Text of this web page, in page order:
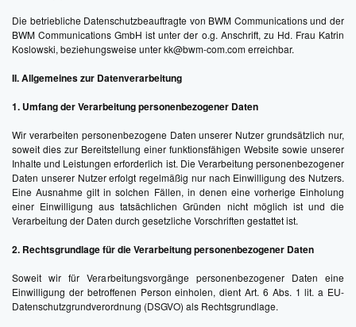
Die betriebliche Datenschutzbeauftragte von BWM Communications und der
BWM Communications GmbH ist unter der o.g. Anschrift, zu Hd. Frau Katrin
Koslowski, beziehungsweise unter kk@bwm-com.com erreichbar.
II. Allgemeines zur Datenverarbeitung
1. Umfang der Verarbeitung personenbezogener Daten
Wir verarbeiten personenbezogene Daten unserer Nutzer grundsätzlich nur,
soweit dies zur Bereitstellung einer funktionsfähigen Website sowie unserer
Inhalte und Leistungen erforderlich ist. Die Verarbeitung personenbezogener
Daten unserer Nutzer erfolgt regelmäßig nur nach Einwilligung des Nutzers.
Eine Ausnahme gilt in solchen Fällen, in denen eine vorherige Einholung
einer Einwilligung aus tatsächlichen Gründen nicht möglich ist und die
Verarbeitung der Daten durch gesetzliche Vorschriften gestattet ist.
2. Rechtsgrundlage für die Verarbeitung personenbezogener Daten
Soweit wir für Verarbeitungsvorgänge personenbezogener Daten eine
Einwilligung der betroffenen Person einholen, dient Art. 6 Abs. 1 lit. a EU-
Datenschutzgrundverordnung (DSGVO) als Rechtsgrundlage.